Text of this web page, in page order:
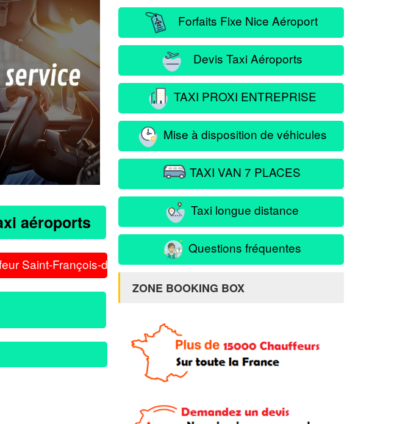
aéroports
Saint-François-de-Sales
Forfaits Fixe Nice Aéroport
Devis Taxi Aéroports
TAXI PROXI ENTREPRISE
Mise à disposition de véhicules
TAXI VAN 7 PLACES
Taxi longue distance
Questions fréquentes
ZONE BOOKING BOX